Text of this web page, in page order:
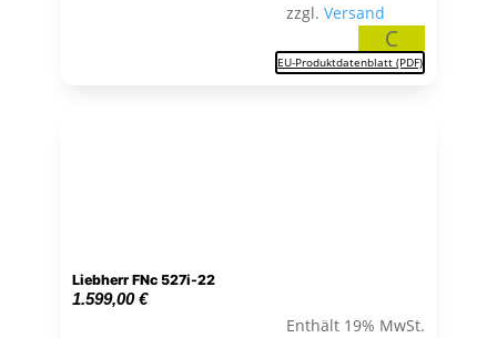
zzgl.Versand
C
EU-Produktdatenblatt (PDF)
Liebherr FNc 527i-22
1.599,00€
Enthält 19% MwSt.